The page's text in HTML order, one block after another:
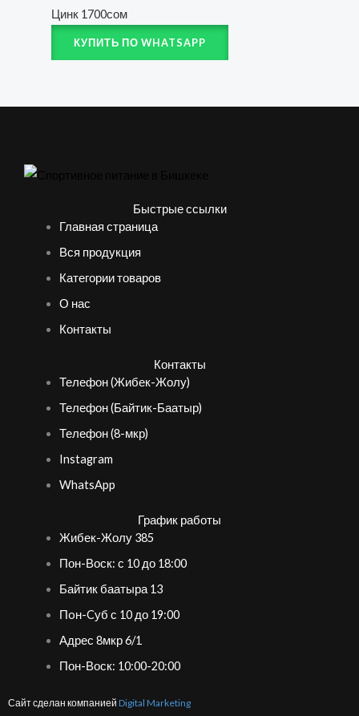
Цинк 1700сом
КУПИТЬ ПО WHATSAPP
Быстрые ссылки
Главная страница
Вся продукция
Категории товаров
О нас
Контакты
Контакты
Телефон (Жибек-Жолу)
Телефон (Байтик-Баатыр)
Телефон (8-мкр)
Instagram
WhatsApp
График работы
Жибек-Жолу 385
Пон-Воск: с 10 до 18:00
Байтик баатыра 13
Пoн-Cуб с 10 до 19:00
Адрес 8мкр 6/1
Пон-Воск: 10:00-20:00
Сайт сделан компанией Digital Marketing